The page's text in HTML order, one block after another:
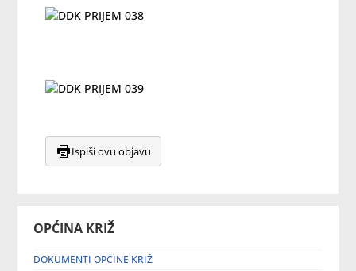
OPĆINA KRIŽ
DOKUMENTI OPĆINE KRIŽ
Ispiši ovu objavu